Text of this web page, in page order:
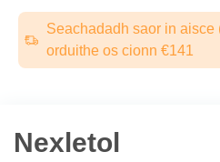
Seachadadh saor in aisce
orduithe os cionn €141
Nexletol